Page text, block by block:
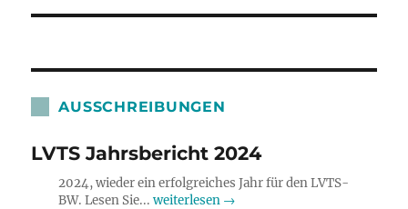
AUSSCHREIBUNGEN
LVTS Jahrsbericht 2024
2024, wieder ein erfolgreiches Jahr für den LVTS-
BW. Lesen Sie... weiterlesen →